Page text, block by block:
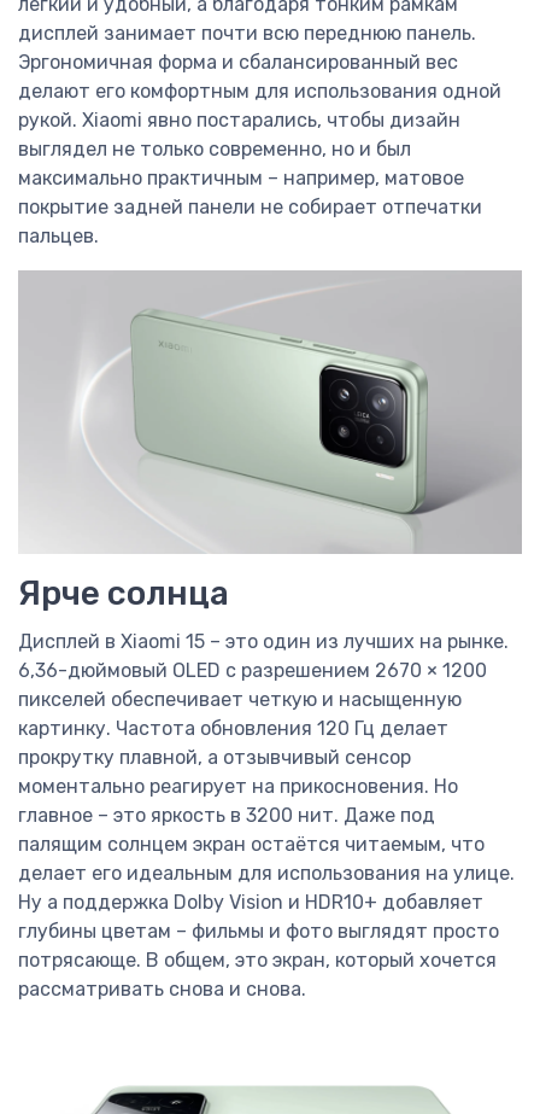
дисплей занимает почти всю переднюю панель.
Эргономичная форма и сбалансированный вес
делают его комфортным для использования одной
рукой. Xiaomi явно постарались, чтобы дизайн
выглядел не только современно, но и был
максимально практичным – например, матовое
покрытие задней панели не собирает отпечатки
пальцев.
Ярче солнца
Дисплей в Xiaomi 15 – это один из лучших на рынке.
6,36-дюймовый OLED с разрешением 2670 × 1200
пикселей обеспечивает четкую и насыщенную
картинку. Частота обновления 120 Гц делает
прокрутку плавной, а отзывчивый сенсор
моментально реагирует на прикосновения. Но
главное – это яркость в 3200 нит. Даже под
палящим солнцем экран остаётся читаемым, что
делает его идеальным для использования на улице.
Ну а поддержка Dolby Vision и HDR10+ добавляет
глубины цветам – фильмы и фото выглядят просто
потрясающе. В общем, это экран, который хочется
рассматривать снова и снова.